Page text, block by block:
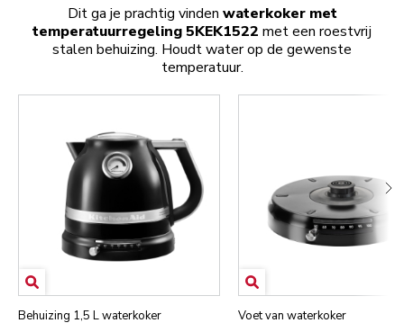
Dit ga je prachtig vinden waterkoker met
temperatuurregeling 5KEK1522 met een roestvrij
stalen behuizing. Houdt water op de gewenste
temperatuur.
Behuizing 1,5 L waterkoker Voet van waterkoker